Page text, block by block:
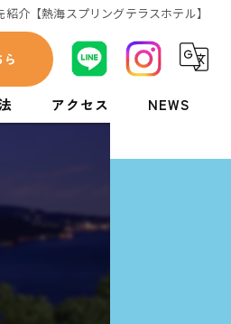
紹介【熱海スプリングテラスホテル】
アクセス NEWS